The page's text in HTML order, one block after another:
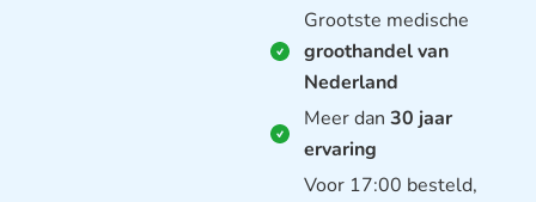
Grootste medische
groothandel van
Nederland
Meer dan 30 jaar
ervaring
Voor 17:00 besteld,